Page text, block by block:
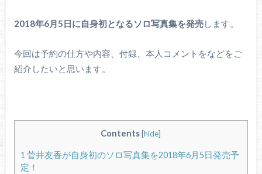
けやき坂46ライブ2017【札幌公演】セトリ＆感想レポ【9/26
欅坂46 夏の全国アリーナツアー2019 大阪公演 1日目セトリ
欅坂46 夏の全国アリーナツアー2019 神奈川公演 1日目セト
リ＆感想レポ
2018年6月5日に自身初となるソロ写真集を発売します。
今回は予約の仕方や内容、付録、本人コメントをなどをご
紹介したいと思います。
Contents [hide]
1菅井友香が自身初のソロ写真集を2018年6月5日発売予
定！